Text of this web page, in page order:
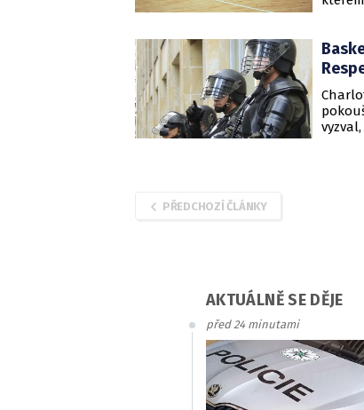
PŘEDCHOZÍ ČLÁNKY
AKTUÁLNĚ SE DĚJE
před 24 minutami